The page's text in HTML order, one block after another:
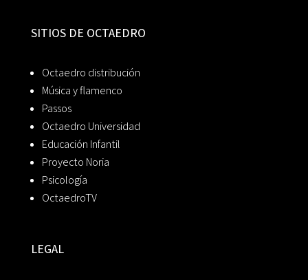
SITIOS DE OCTAEDRO
Octaedro distribución
Música y flamenco
Passos
Octaedro Universidad
Educación Infantil
Proyecto Noria
Psicología
OctaedroTV
LEGAL